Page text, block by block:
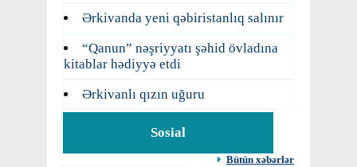
Ərkivanda yeni qəbiristanlıq salınır
“Qanun” nəşriyyatı şəhid övladına
kitablar hədiyyə etdi
Ərkivanlı qızın uğuru
Sosial
Bütün xəbərlər